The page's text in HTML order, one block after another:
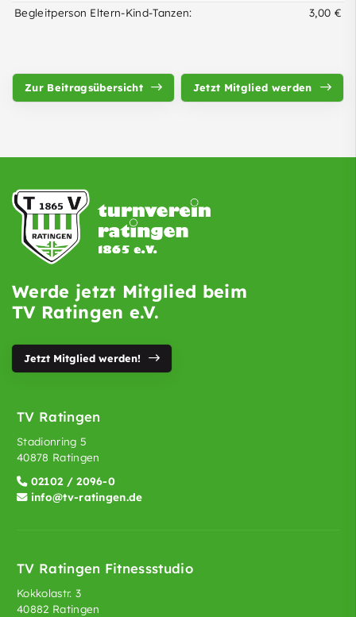
Begleitperson Eltern-Kind-Tanzen:
3,00 €
Zur Beitragsübersicht Jetzt Mitglied werden
Werde jetzt Mitglied beim
TV Ratingen e.V.
Jetzt Mitglied werden!
TV Ratingen
Stadionring 5
40878 Ratingen
02102 / 2096-0
info@tv-ratingen.de
TV Ratingen Fitnessstudio
Kokkolastr. 3
40882 Ratingen